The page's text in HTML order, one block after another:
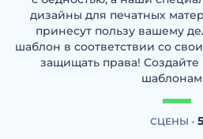
дизайны для печатных
принесут пользу вашему
шаблон в соответствии со
защищать права!
СЦЕНЫ - 5